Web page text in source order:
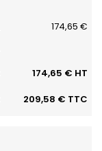
174,65 €
174,65 € HT
209,58 € TTC